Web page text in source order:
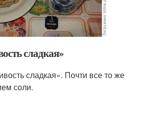
сладкая»
сладкая». Почти все то же
соли.